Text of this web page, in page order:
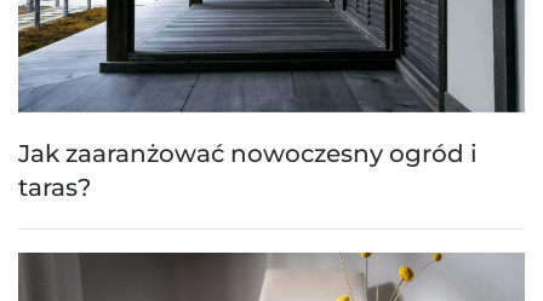
Jak zaaranżować nowoczesny ogród i
taras?